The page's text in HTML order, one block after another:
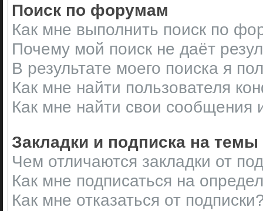
Поиск по форумам
Как мне выполнить поиск по
Почему мой поиск не даёт
В результате моего поиска я
Как мне найти пользователя
Как мне найти свои
Закладки и подписка на темы
Чем отличаются закладки от
Как мне подписаться на
Как мне отказаться от